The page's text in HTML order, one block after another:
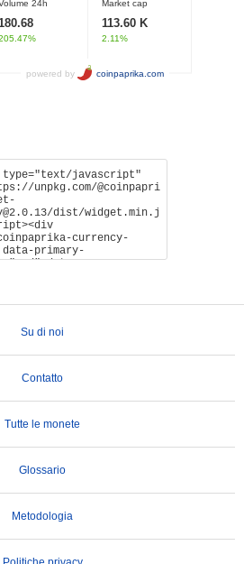
Su di noi
Contatto
Tutte le monete
Glossario
Metodologia